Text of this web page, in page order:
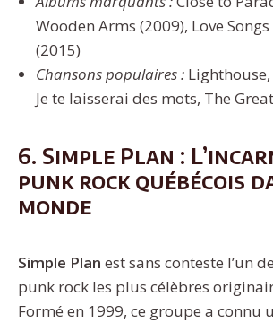
Wooden Arms (2009), Love
(2015)
Chansons populaires :
Je te laisserai des mots, The
6. Simple Plan :
punk rock québécois
monde
Simple Plan est sans conteste l’un
punk rock les plus célèbres
Formé en 1999, ce groupe a connu